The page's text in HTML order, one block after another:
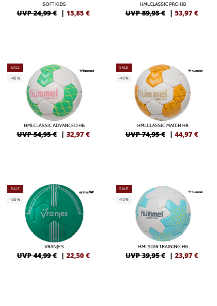
SOFT KIDS
UVP 24,99 € | 15,85 €
HMLCLASSIC PRO HB
UVP 89,95 € | 53,97 €
SALE
-40%
HMLCLASSIC ADVANCED HB
UVP 54,95 € | 32,97 €
SALE
-40%
HMLCLASSIC MATCH HB
UVP 74,95 € | 44,97 €
SALE
-50%
VRANJES
UVP 44,99 € | 22,50 €
SALE
-40%
HMLSTAR TRAINING HB
UVP 39,95 € | 23,97 €